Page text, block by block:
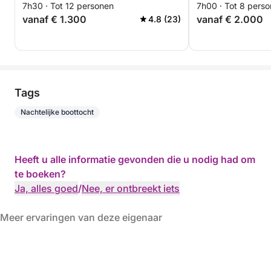
7h30 · Tot 12 personen
vanaf € 1.300 4.8 (23)
7h00 · Tot 8
vanaf € 2.000
Tags
Nachtelijke boottocht
Heeft u alle informatie gevonden die u nodig had om
te boeken?
Ja, alles goed/Nee, er ontbreekt iets
Meer ervaringen van deze eigenaar